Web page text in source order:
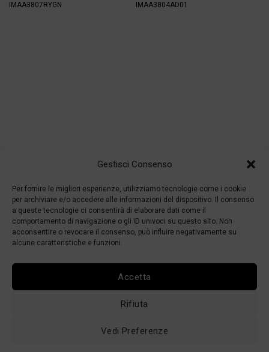
Gestisci Consenso
Per fornire le migliori esperienze, utilizziamo tecnologie come i cookie
per archiviare e/o accedere alle informazioni del dispositivo. Il consenso
a queste tecnologie ci consentirà di elaborare dati come il
comportamento di navigazione o gli ID univoci su questo sito. Non
acconsentire o revocare il consenso, può influire negativamente su
alcune caratteristiche e funzioni.
Accetta
Rifiuta
Vedi Preferenze
IMAA3807RYGN IMAA3804AD01